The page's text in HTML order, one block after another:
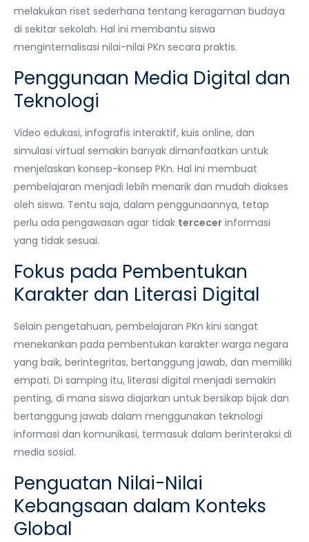
melakukan riset sederhana tentang keragaman budaya
di sekitar sekolah. Hal ini membantu siswa
menginternalisasi nilai-nilai PKn secara praktis.
Penggunaan Media Digital dan
Teknologi
Video edukasi, infografis interaktif, kuis online, dan
simulasi virtual semakin banyak dimanfaatkan untuk
menjelaskan konsep-konsep PKn. Hal ini membuat
pembelajaran menjadi lebih menarik dan mudah diakses
oleh siswa. Tentu saja, dalam penggunaannya, tetap
perlu ada pengawasan agar tidak tercecer informasi
yang tidak sesuai.
Fokus pada Pembentukan
Karakter dan Literasi Digital
Selain pengetahuan, pembelajaran PKn kini sangat
menekankan pada pembentukan karakter warga negara
yang baik, berintegritas, bertanggung jawab, dan memiliki
empati. Di samping itu, literasi digital menjadi semakin
penting, di mana siswa diajarkan untuk bersikap bijak dan
bertanggung jawab dalam menggunakan teknologi
informasi dan komunikasi, termasuk dalam berinteraksi di
media sosial.
Penguatan Nilai-Nilai
Kebangsaan dalam Konteks
Global